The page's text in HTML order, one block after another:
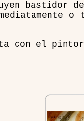
bastidor
con el pintor